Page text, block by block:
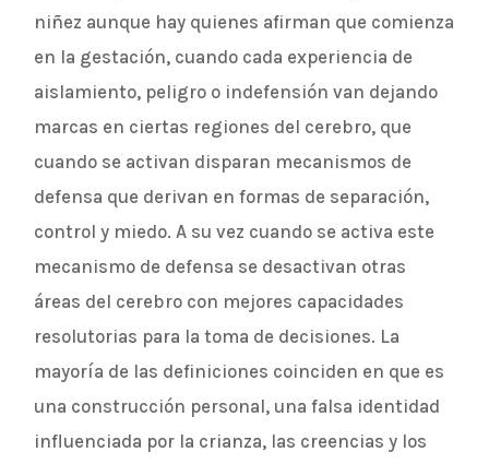
niñez aunque hay quienes afirman que comienza
en la gestación, cuando cada experiencia de
aislamiento, peligro o indefensión van dejando
marcas en ciertas regiones del cerebro, que
cuando se activan disparan mecanismos de
defensa que derivan en formas de separación,
control y miedo. A su vez cuando se activa este
mecanismo de defensa se desactivan otras
áreas del cerebro con mejores capacidades
resolutorias para la toma de decisiones. La
mayoría de las definiciones coinciden en que es
una construcción personal, una falsa identidad
influenciada por la crianza, las creencias y los